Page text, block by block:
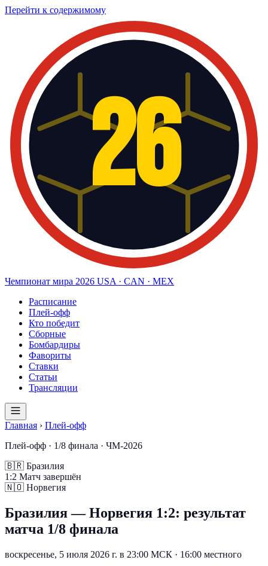
Перейти к содержимому
26
Чемпионат мира 2026 USA · CAN · MEX
Расписание
Плей-офф
Кто победит
Сборные
Бомбардиры
Фавориты
Ставки
Статьи
Трансляции
Главная › Плей-офф
Плей-офф · 1/8 финала · ЧМ-2026
🇧🇷 Бразилия
1 :2 Матч завершён
🇳🇴 Норвегия
Бразилия — Норвегия 1:2: результат
матча 1/8 финала
воскресенье, 5 июля 2026 г. в 23:00 МСК · 16:00 местного